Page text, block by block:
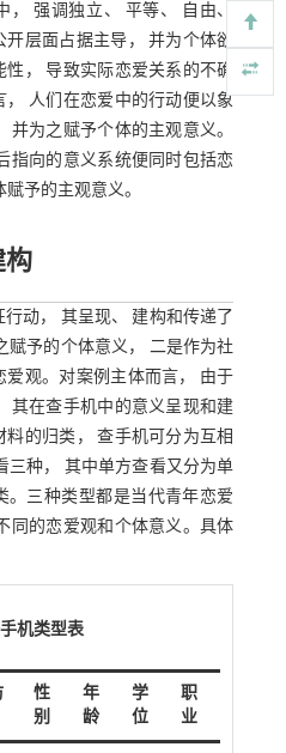
， 强调独立、 平等、 自由、
层面占据主导， 并为个体欲
， 导致实际恋爱关系的不确
， 人们在恋爱中的行动便以象
并为之赋予个体的主观意义。
指向的意义系统便同时包括恋
予的主观意义。
构
动， 其呈现、 建构和传递了
赋予的个体意义， 二是作为社
观。对案例主体而言， 由于
其在查手机中的意义呈现和建
的归类， 查手机可分为互相
三种， 其中单方查看又分为单
。三种类型都是当代青年恋爱
同的恋爱观和个体意义。具体
机类型表
性
别
年
龄
学
位
职
业